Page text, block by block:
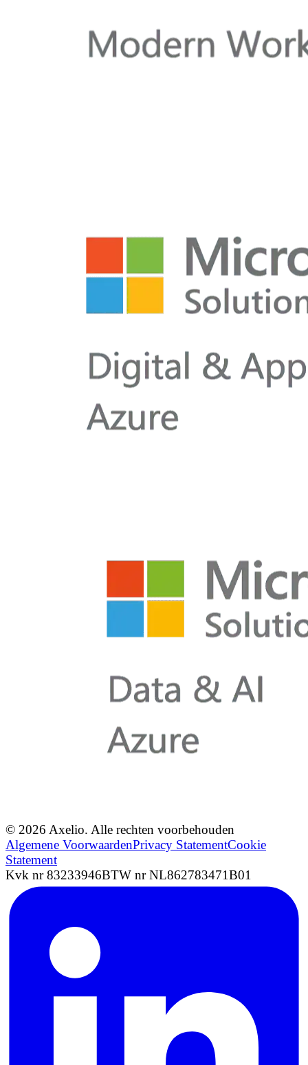
© 2026 Axelio. Alle rechten voorbehouden
Algemene VoorwaardenPrivacy StatementCookie
Statement
Kvk nr 83233946BTW nr NL862783471B01